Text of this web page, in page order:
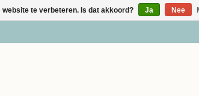
te verbeteren. Is dat akkoord? Ja Nee